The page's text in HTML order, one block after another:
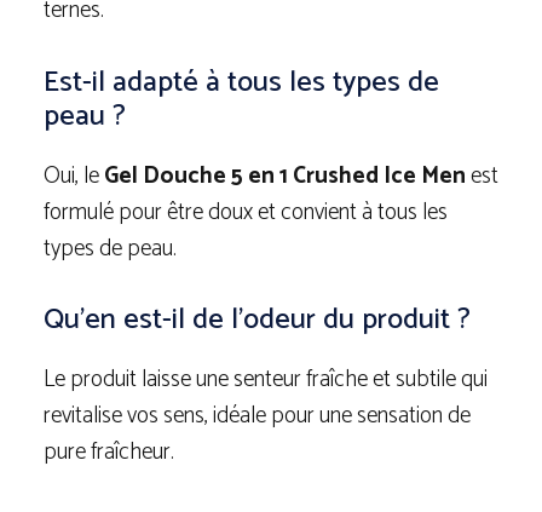
ternes.
Est-il adapté à tous les types de
peau ?
Oui, leGel Douche 5 en 1 Crushed Ice Menest
formulé pour être doux et convient à tous les
types de peau.
Qu’en est-il de l’odeur du produit ?
Le produit laisse une senteur fraîche et subtile qui
revitalise vos sens, idéale pour une sensation de
pure fraîcheur.